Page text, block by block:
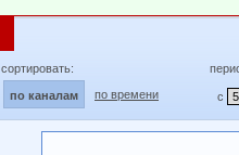
сортировать:
по каналам по времени с